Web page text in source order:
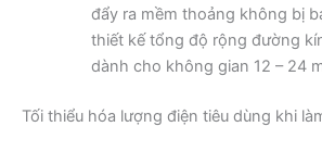
đẩy ra mềm thoảng không bị
thiết kế tổng độ rộng đường
dành cho không gian 12 – 24
Tối thiểu hóa lượng điện tiêu dùng khi